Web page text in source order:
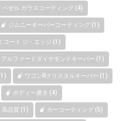
ベゼル ガラスコーティング (4)
ジムニーキーパーコーティング (1)
コート ジ・エッジ (1)
アルファードダイヤモンドキーパー (1)
ワゴンRクリスタルキーパー (1)
ボディー磨き (4)
高品質 (1) カーコーティング (5)